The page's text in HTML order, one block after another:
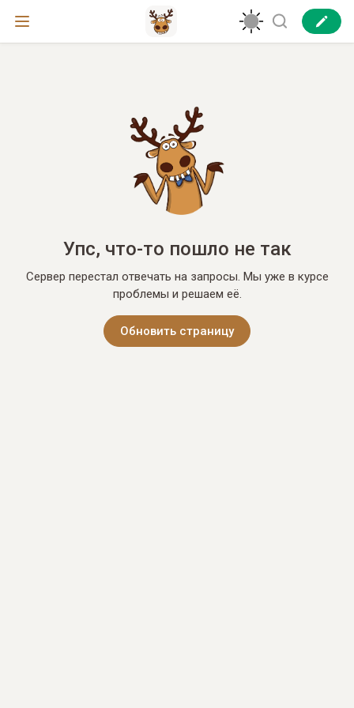
Упс, что-то пошло не так
Сервер перестал отвечать на запросы. Мы уже в курсе
проблемы и решаем её.
Обновить страницу